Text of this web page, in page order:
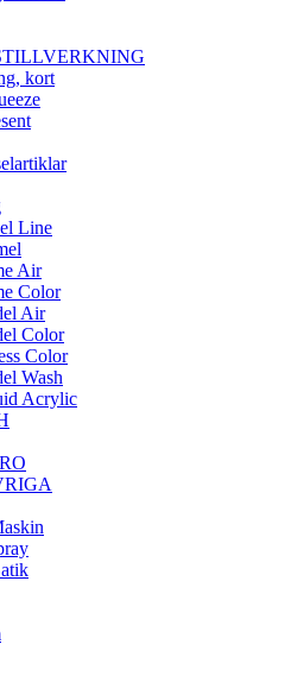
kort
Line
Air
Color
Air
Color
Color
Wash
Acrylic